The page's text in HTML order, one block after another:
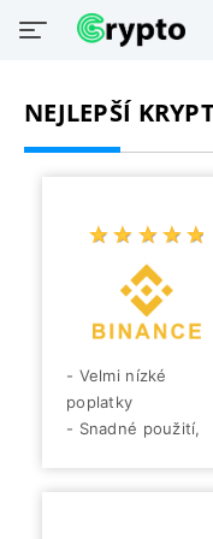
NEJLEPŠÍ
☆ ☆ ☆ ☆ ☆
★ ★ ★ ★ ★
- Velmi nízké
poplatky
- Snadné použití,